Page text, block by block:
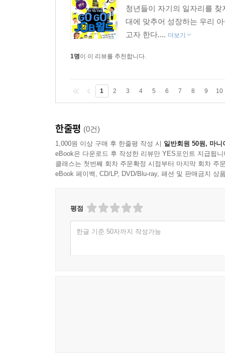
청년들이 자기의 일자리를
대에 맞추어 성장하는 우리
고자 한다.... 더보기
1명이 이 리뷰를 추천합니다.
1 2 3 4 5 6 7 8 9 10
한줄평 (0건)
1,000원 이상 구매 후 한줄평 작성 시 일반회원 50원, 마니
eBook은 다운로드 후 작성한 리뷰만 YES포인트 지급됩니
클래스는 첫번째 회차 주문확정 시점부터 마지막 회차 주
eBook 페이백, CD/LP, DVD/Blu-ray, 패션 및 판매금지 상
평점
한글 기준 50자까지 작성가능